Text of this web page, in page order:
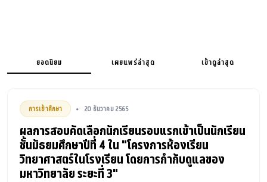
ยอดนิยม เผยแพร่ล่าสุด เข้าดูล่าสุด
การเข้าศึกษา • 20 ธันวาคม 2565
ผลการสอบคัดเลือกนักเรียนรอบแรกเข้าเป็นนักเรียน
ชั้นมัธยมศึกษาปีที่ 4 ใน "โครงการห้องเรียน
วิทยาศาสตร์ในโรงเรียน โดยการกำกับดูแลของ
มหาวิทยาลัย ระยะที่ 3"